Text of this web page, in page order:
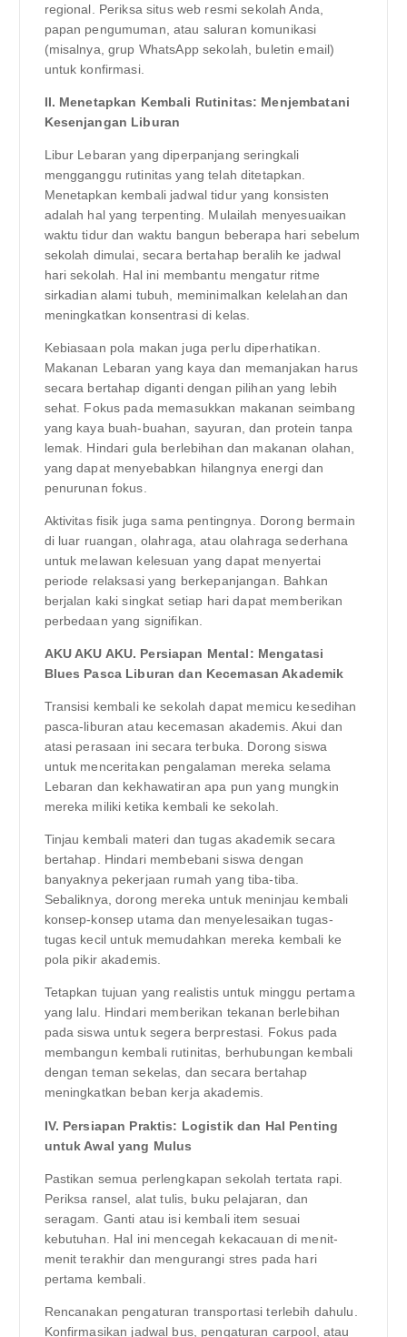
regional. Periksa situs web resmi sekolah Anda,
papan pengumuman, atau saluran komunikasi
(misalnya, grup WhatsApp sekolah, buletin email)
untuk konfirmasi.
II. Menetapkan Kembali Rutinitas: Menjembatani
Kesenjangan Liburan
Libur Lebaran yang diperpanjang seringkali
mengganggu rutinitas yang telah ditetapkan.
Menetapkan kembali jadwal tidur yang konsisten
adalah hal yang terpenting. Mulailah menyesuaikan
waktu tidur dan waktu bangun beberapa hari sebelum
sekolah dimulai, secara bertahap beralih ke jadwal
hari sekolah. Hal ini membantu mengatur ritme
sirkadian alami tubuh, meminimalkan kelelahan dan
meningkatkan konsentrasi di kelas.
Kebiasaan pola makan juga perlu diperhatikan.
Makanan Lebaran yang kaya dan memanjakan harus
secara bertahap diganti dengan pilihan yang lebih
sehat. Fokus pada memasukkan makanan seimbang
yang kaya buah-buahan, sayuran, dan protein tanpa
lemak. Hindari gula berlebihan dan makanan olahan,
yang dapat menyebabkan hilangnya energi dan
penurunan fokus.
Aktivitas fisik juga sama pentingnya. Dorong bermain
di luar ruangan, olahraga, atau olahraga sederhana
untuk melawan kelesuan yang dapat menyertai
periode relaksasi yang berkepanjangan. Bahkan
berjalan kaki singkat setiap hari dapat memberikan
perbedaan yang signifikan.
AKU AKU AKU. Persiapan Mental: Mengatasi
Blues Pasca Liburan dan Kecemasan Akademik
Transisi kembali ke sekolah dapat memicu kesedihan
pasca-liburan atau kecemasan akademis. Akui dan
atasi perasaan ini secara terbuka. Dorong siswa
untuk menceritakan pengalaman mereka selama
Lebaran dan kekhawatiran apa pun yang mungkin
mereka miliki ketika kembali ke sekolah.
Tinjau kembali materi dan tugas akademik secara
bertahap. Hindari membebani siswa dengan
banyaknya pekerjaan rumah yang tiba-tiba.
Sebaliknya, dorong mereka untuk meninjau kembali
konsep-konsep utama dan menyelesaikan tugas-
tugas kecil untuk memudahkan mereka kembali ke
pola pikir akademis.
Tetapkan tujuan yang realistis untuk minggu pertama
yang lalu. Hindari memberikan tekanan berlebihan
pada siswa untuk segera berprestasi. Fokus pada
membangun kembali rutinitas, berhubungan kembali
dengan teman sekelas, dan secara bertahap
meningkatkan beban kerja akademis.
IV. Persiapan Praktis: Logistik dan Hal Penting
untuk Awal yang Mulus
Pastikan semua perlengkapan sekolah tertata rapi.
Periksa ransel, alat tulis, buku pelajaran, dan
seragam. Ganti atau isi kembali item sesuai
kebutuhan. Hal ini mencegah kekacauan di menit-
menit terakhir dan mengurangi stres pada hari
pertama kembali.
Rencanakan pengaturan transportasi terlebih dahulu.
Konfirmasikan jadwal bus, pengaturan carpool, atau